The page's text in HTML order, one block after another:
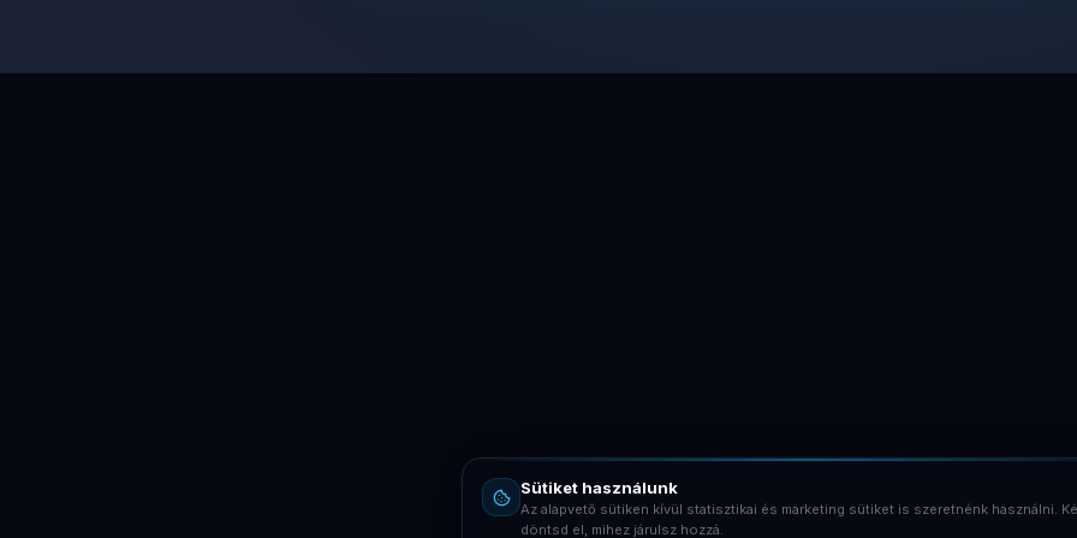
Sütiket használunk
Az alapvető sütiken kívül statisztikai és marketing sütiket is szeretnénk használni.
döntsd el, mihez járulsz hozzá.